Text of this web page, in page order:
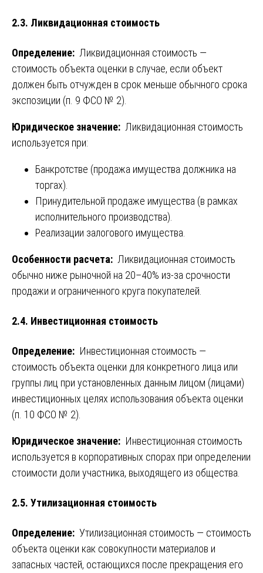
2.3. Ликвидационная стоимость
Определение: Ликвидационная стоимость —
стоимость объекта оценки в случае, если объект
должен быть отчужден в срок меньше обычного срока
экспозиции (п. 9 ФСО № 2).
Юридическое значение: Ликвидационная стоимость
используется при:
Банкротстве (продажа имущества должника на
торгах).
Принудительной продаже имущества (в рамках
исполнительного производства).
Реализации залогового имущества.
Особенности расчета: Ликвидационная стоимость
обычно ниже рыночной на 20–40% из-за срочности
продажи и ограниченного круга покупателей.
2.4. Инвестиционная стоимость
Определение: Инвестиционная стоимость —
стоимость объекта оценки для конкретного лица или
группы лиц при установленных данным лицом (лицами)
инвестиционных целях использования объекта оценки
(п. 10 ФСО № 2).
Юридическое значение: Инвестиционная стоимость
используется в корпоративных спорах при определении
стоимости доли участника, выходящего из общества.
2.5. Утилизационная стоимость
Определение: Утилизационная стоимость — стоимость
объекта оценки как совокупности материалов и
запасных частей, остающихся после прекращения его